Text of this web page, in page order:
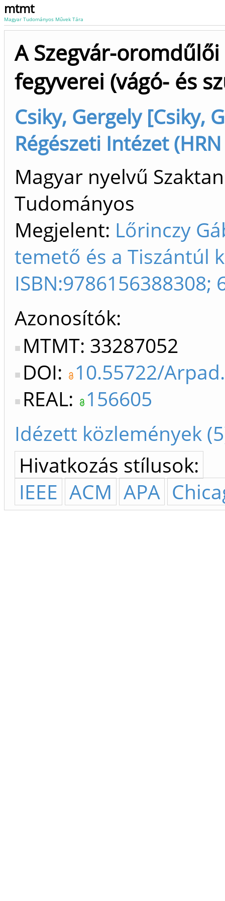
mtmt
Magyar Tudományos Művek Tára
A Szegvár-
fegyverei (vágó- és
Csiky, Gergely [Csiky,
Régészeti Intézet (HRN
Magyar nyelvű
Tudományos
Megjelent: Lőrinczy
temető és a Tiszántúl
ISBN:9786156388308;
Azonosítók
MTMT: 33287052
DOI: 10.55722/
REAL: 156605
Idézett közlemények
Hivatkozás stílusok:
IEEE ACM APA